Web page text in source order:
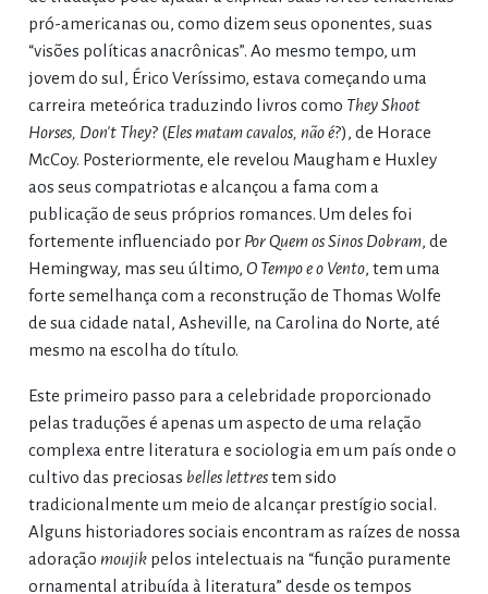
pró-americanas ou, como dizem seus oponentes, suas
“visões políticas anacrônicas”. Ao mesmo tempo, um
jovem do sul, Érico Veríssimo, estava começando uma
carreira meteórica traduzindo livros como They Shoot
Horses, Don't They? (Eles matam cavalos, não é?), de Horace
McCoy. Posteriormente, ele revelou Maugham e Huxley
aos seus compatriotas e alcançou a fama com a
publicação de seus próprios romances. Um deles foi
fortemente influenciado por Por Quem os Sinos Dobram, de
Hemingway, mas seu último, O Tempo e o Vento, tem uma
forte semelhança com a reconstrução de Thomas Wolfe
de sua cidade natal, Asheville, na Carolina do Norte, até
mesmo na escolha do título.
Este primeiro passo para a celebridade proporcionado
pelas traduções é apenas um aspecto de uma relação
complexa entre literatura e sociologia em um país onde o
cultivo das preciosas belles lettrestem sido
tradicionalmente um meio de alcançar prestígio social.
Alguns historiadores sociais encontram as raízes de nossa
adoração moujikpelos intelectuais na “função puramente
ornamental atribuída à literatura” desde os tempos